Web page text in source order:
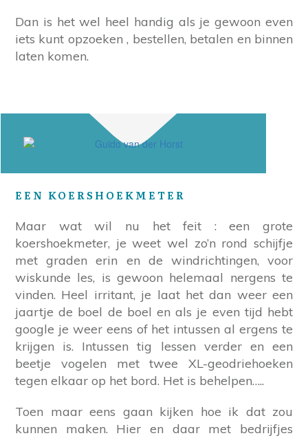
Dan is het wel heel handig als je gewoon even
iets kunt opzoeken , bestellen, betalen en binnen
laten komen.
EEN KOERSHOEKMETER
Maar wat wil nu het feit : een grote
koershoekmeter, je weet wel zo’n rond schijfje
met graden erin en de windrichtingen, voor
wiskunde les, is gewoon helemaal nergens te
vinden. Heel irritant, je laat het dan weer een
jaartje de boel de boel en als je even tijd hebt
google je weer eens of het intussen al ergens te
krijgen is. Intussen tig lessen verder en een
beetje vogelen met twee XL-geodriehoeken
tegen elkaar op het bord. Het is behelpen…..
Toen maar eens gaan kijken hoe ik dat zou
kunnen maken. Hier en daar met bedrijfjes